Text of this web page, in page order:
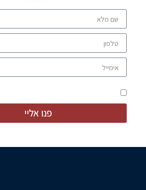
פנו אליי